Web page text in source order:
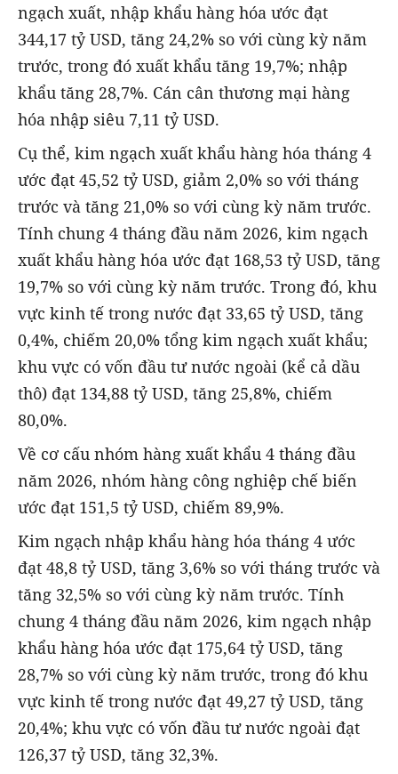
ngạch xuất, nhập khẩu hàng hóa ước đạt
344,17 tỷ USD, tăng 24,2% so với cùng kỳ năm
trước, trong đó xuất khẩu tăng 19,7%; nhập
khẩu tăng 28,7%. Cán cân thương mại hàng
hóa nhập siêu 7,11 tỷ USD.
Cụ thể, kim ngạch xuất khẩu hàng hóa tháng 4
ước đạt 45,52 tỷ USD, giảm 2,0% so với tháng
trước và tăng 21,0% so với cùng kỳ năm trước.
Tính chung 4 tháng đầu năm 2026, kim ngạch
xuất khẩu hàng hóa ước đạt 168,53 tỷ USD, tăng
19,7% so với cùng kỳ năm trước. Trong đó, khu
vực kinh tế trong nước đạt 33,65 tỷ USD, tăng
0,4%, chiếm 20,0% tổng kim ngạch xuất khẩu;
khu vực có vốn đầu tư nước ngoài (kể cả dầu
thô) đạt 134,88 tỷ USD, tăng 25,8%, chiếm
80,0%.
Về cơ cấu nhóm hàng xuất khẩu 4 tháng đầu
năm 2026, nhóm hàng công nghiệp chế biến
ước đạt 151,5 tỷ USD, chiếm 89,9%.
Kim ngạch nhập khẩu hàng hóa tháng 4 ước
đạt 48,8 tỷ USD, tăng 3,6% so với tháng trước và
tăng 32,5% so với cùng kỳ năm trước. Tính
chung 4 tháng đầu năm 2026, kim ngạch nhập
khẩu hàng hóa ước đạt 175,64 tỷ USD, tăng
28,7% so với cùng kỳ năm trước, trong đó khu
vực kinh tế trong nước đạt 49,27 tỷ USD, tăng
20,4%; khu vực có vốn đầu tư nước ngoài đạt
126,37 tỷ USD, tăng 32,3%.